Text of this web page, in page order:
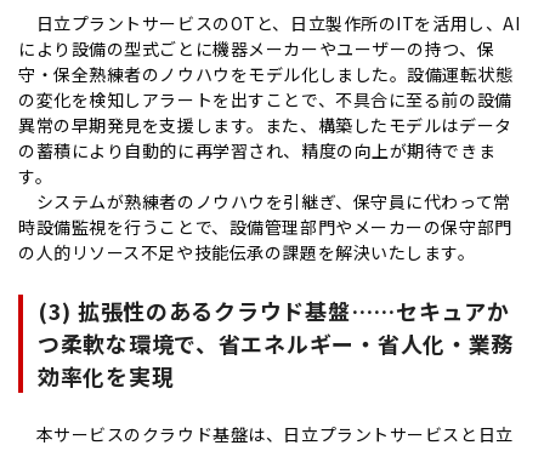
日立プラントサービスのOTと、日立製作所のITを活用し、AI
により設備の型式ごとに機器メーカーやユーザーの持つ、保
守・保全熟練者のノウハウをモデル化しました。設備運転状態
の変化を検知しアラートを出すことで、不具合に至る前の設備
異常の早期発見を支援します。また、構築したモデルはデータ
の蓄積により自動的に再学習され、精度の向上が期待できま
す。
システムが熟練者のノウハウを引継ぎ、保守員に代わって常
時設備監視を行うことで、設備管理部門やメーカーの保守部門
の人的リソース不足や技能伝承の課題を解決いたします。
(3) 拡張性のあるクラウド基盤……セキュアか
つ柔軟な環境で、省エネルギー・省人化・業務
効率化を実現
本サービスのクラウド基盤は、日立プラントサービスと日立